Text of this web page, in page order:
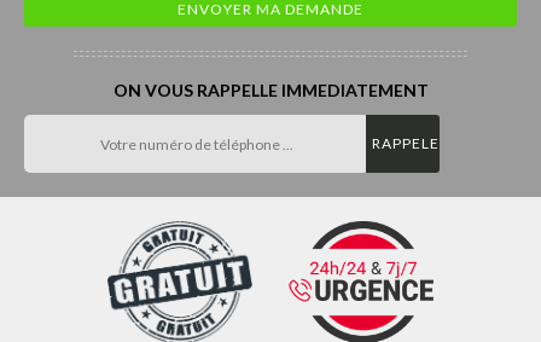
ON VOUS RAPPELLE IMMEDIATEMENT